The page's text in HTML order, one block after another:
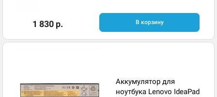
1 830 р. В корзину
Аккумулятор для
ноутбука Lenovo IdeaPad